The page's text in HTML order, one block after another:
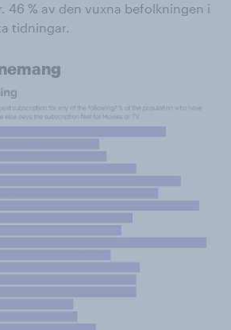
46 % av den vuxna befolkningen i
tidningar.